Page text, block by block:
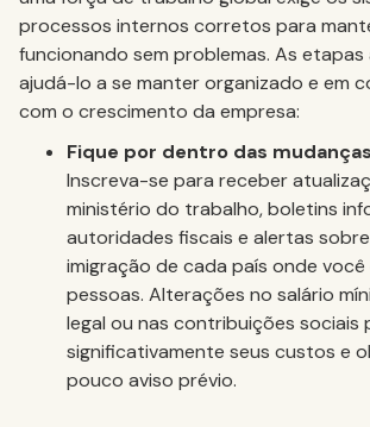
processos internos corretos para
funcionando sem problemas. As etapas
ajudá-lo a se manter organizado e em
com o crescimento da empresa:
Fique por dentro das
Inscreva-se para receber
ministério do trabalho, boletins
autoridades fiscais e alertas
imigração de cada país onde você
pessoas. Alterações no salário
legal ou nas contribuições sociais
significativamente seus custos e
pouco aviso prévio.